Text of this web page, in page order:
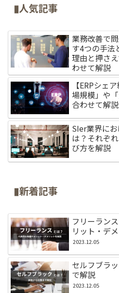
▮人気記事
業務改善で
す4つの手法
理由と押さ
わせて解説
【ERPシェ
場規模」や
合わせて解説
SIer業界に
は？それぞ
び方を解説
▮新着記事
フリーラン
リット・デ
2023.12.05
セルフブラ
で解説
2023.12.05